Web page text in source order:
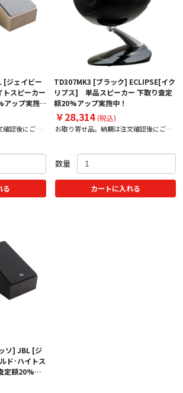
ジェイビー
スピーカー
アップ実施
確認後にご案
る
TD307MK3 [ブラック] ECLIPSE[イク
リプス] 単品スピーカー 下取り査定
額20%アップ実施中！
￥28,314(税込)
お取り寄せ品。納期は注文確認後にご案
数量
カートに入れる
ソ] JBL [ジ
ド･ハイトス
定額20%ア